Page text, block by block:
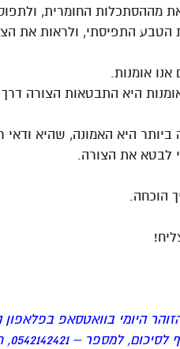
מההסתכלות החומרית,
הטבע התפיסתי, ולראות את
אומנות.
היא התבטאות הצורה
ביותר היא האמונה, שהיא ודאי
לבטא את הצורה.
הוכחה.
היומי בוואטסאפ
למספר – 0542142421, תודה.